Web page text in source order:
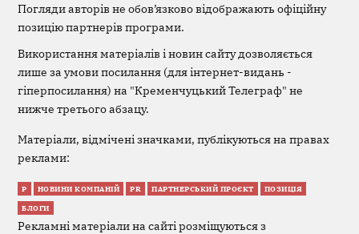
Погляди авторів не обов’язково відображають офіційну
позицію партнерів програми.
Використання матеріалів і новин сайту дозволяється
лише за умови посилання (для інтернет-видань -
гіперпосилання) на "Кременчуцький Телеграф" не
нижче третього абзацу.
Матеріали, відмічені значками, публікуються на правах
реклами:
Р НОВИНИ КОМПАНІЙ PR ПАРТНЕРСЬКИЙ ПРОЄКТ ПОЗИЦІЯ
БЛОГИ
Рекламні матеріали на сайті розміщуються з